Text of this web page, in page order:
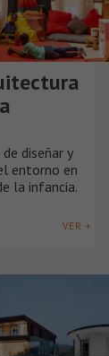
diseñar y
entorno en
la infancia.
VER +